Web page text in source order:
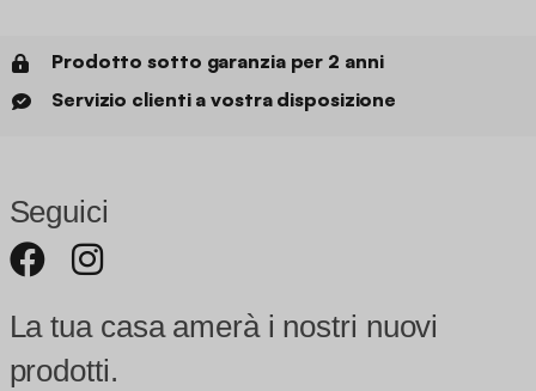
Prodotto sotto garanzia per 2 anni
Servizio clienti a vostra disposizione
Seguici
La tua casa amerà i nostri nuovi
prodotti.